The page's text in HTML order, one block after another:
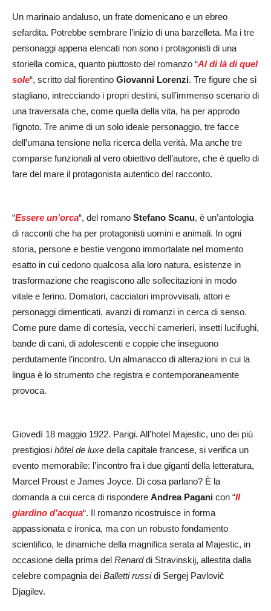
Un marinaio andaluso, un frate domenicano e un ebreo
sefardita. Potrebbe sembrare l’inizio di una barzelleta. Ma i tre
personaggi appena elencati non sono i protagonisti di una
storiella comica, quanto piuttosto del romanzo “Al di là di quel
sole“, scritto dal fiorentino Giovanni Lorenzi. Tre figure che si
stagliano, intrecciando i propri destini, sull’immenso scenario di
una traversata che, come quella della vita, ha per approdo
l’ignoto. Tre anime di un solo ideale personaggio, tre facce
dell’umana tensione nella ricerca della verità. Ma anche tre
comparse funzionali al vero obiettivo dell’autore, che è quello di
fare del mare il protagonista autentico del racconto.
“Essere un’orca“, del romano Stefano Scanu, è un’antologia
di racconti che ha per protagonisti uomini e animali. In ogni
storia, persone e bestie vengono immortalate nel momento
esatto in cui cedono qualcosa alla loro natura, esistenze in
trasformazione che reagiscono alle sollecitazioni in modo
vitale e ferino. Domatori, cacciatori improvvisati, attori e
personaggi dimenticati, avanzi di romanzi in cerca di senso.
Come pure dame di cortesia, vecchi camerieri, insetti lucifughi,
bande di cani, di adolescenti e coppie che inseguono
perdutamente l’incontro. Un almanacco di alterazioni in cui la
lingua è lo strumento che registra e contemporaneamente
provoca.
Giovedì 18 maggio 1922. Parigi. All’hotel Majestic, uno dei più
prestigiosi hôtel de luxe della capitale francese, si verifica un
evento memorabile: l’incontro fra i due giganti della letteratura,
Marcel Proust e James Joyce. Di cosa parlano? È la
domanda a cui cerca di rispondere Andrea Pagani con “Il
giardino d’acqua“. Il romanzo ricostruisce in forma
appassionata e ironica, ma con un robusto fondamento
scientifico, le dinamiche della magnifica serata al Majestic, in
occasione della prima del Renarddi Stravinskij, allestita dalla
celebre compagnia dei Balletti russidi Sergej Pavlovič
Djagilev.